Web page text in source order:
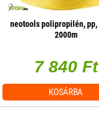
neotools polipropilén, pp,
2000m
7 840 Ft
KOSÁRBA